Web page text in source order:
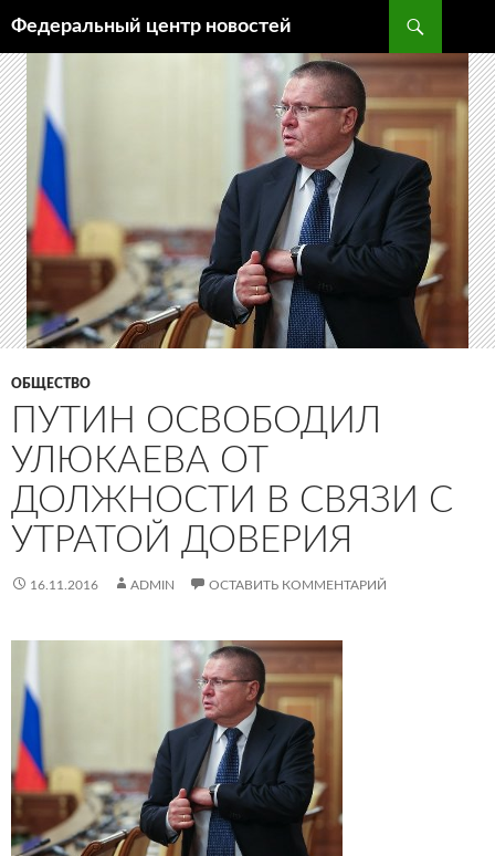
Федеральный центр новостей
К
СОДЕРЖИМОМУ
ОБЩЕСТВО
ПУТИН ОСВОБОДИЛ
УЛЮКАЕВА ОТ
ДОЛЖНОСТИ В СВЯЗИ С
УТРАТОЙ ДОВЕРИЯ
16.11.2016 ADMIN ОСТАВИТЬ КОММЕНТАРИЙ